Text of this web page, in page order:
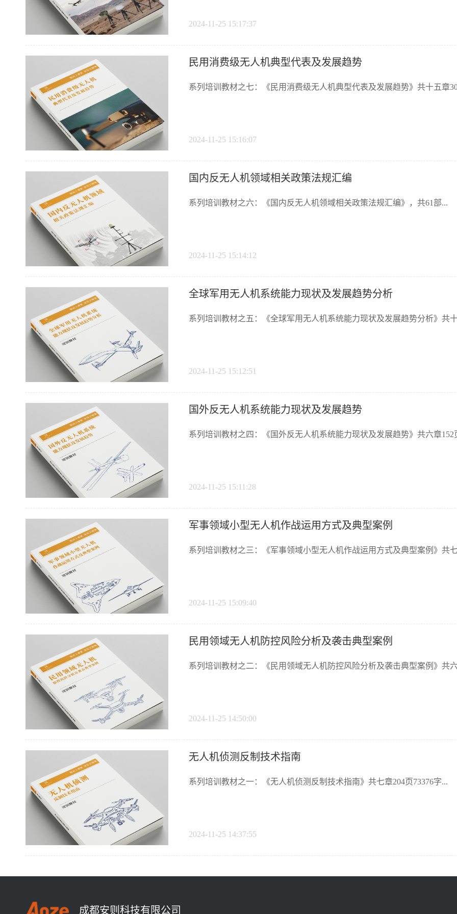
2024-11-25 15:17:37
民用消费级无人机典型代表及发展趋势
系列培训教材之七：《民用消费级无人机典型代表及发展趋势》共十五章
2024-11-25 15:16:07
国内反无人机领域相关政策法规汇编
系列培训教材之六：《国内反无人机领域相关政策法规汇编》，共61部...
2024-11-25 15:14:12
全球军用无人机系统能力现状及发展趋势分析
系列培训教材之五：《全球军用无人机系统能力现状及发展趋势分析》共
2024-11-25 15:12:51
国外反无人机系统能力现状及发展趋势
系列培训教材之四：《国外反无人机系统能力现状及发展趋势》共六章152
2024-11-25 15:11:28
军事领域小型无人机作战运用方式及典型案例
系列培训教材之三：《军事领域小型无人机作战运用方式及典型案例》共
2024-11-25 15:09:40
民用领域无人机防控风险分析及袭击典型案例
系列培训教材之二：《民用领域无人机防控风险分析及袭击典型案例》共
2024-11-25 14:50:00
无人机侦测反制技术指南
系列培训教材之一：《无人机侦测反制技术指南》共七章204页73376字...
2024-11-25 14:37:55
成都安则科技有限公司